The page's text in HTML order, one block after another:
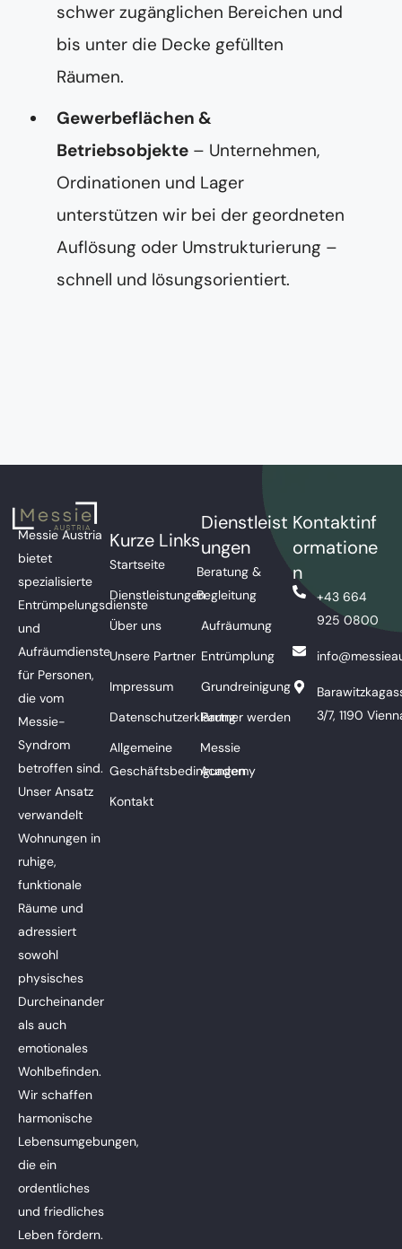
schwer zugänglichen Bereichen und
bis unter die Decke gefüllten
Räumen.
Gewerbeflächen &
Betriebsobjekte – Unternehmen,
Ordinationen und Lager
unterstützen wir bei der geordneten
Auflösung oder Umstrukturierung –
schnell und lösungsorientiert.
Messie Austria
bietet
spezialisierte
Entrümpelungsdienste
und
Aufräumdienste
für Personen,
die vom
Messie-
Syndrom
betroffen sind.
Unser Ansatz
verwandelt
Wohnungen in
ruhige,
funktionale
Räume und
adressiert
sowohl
physisches
Durcheinander
als auch
emotionales
Wohlbefinden.
Wir schaffen
harmonische
Lebensumgebungen,
die ein
ordentliches
und friedliches
Leben fördern.
Kurze Links
Startseite
Dienstleistungen
Über uns
Unsere Partner
Impressum
Datenschutzerklärung
Allgemeine
Geschäftsbedingungen
Kontakt
Dienstleist
ungen
Beratung &
Begleitung
Aufräumung
Entrümplung
Grundreinigung
Partner werden
Messie
Academy
Kontaktinf
ormatione
n
+43 664
925 0800
3/7, 1190